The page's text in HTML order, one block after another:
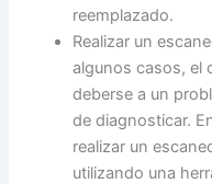
reemplazado.
Realizar un
algunos casos, el
deberse a un
de diagnosticar.
realizar un
utilizando una